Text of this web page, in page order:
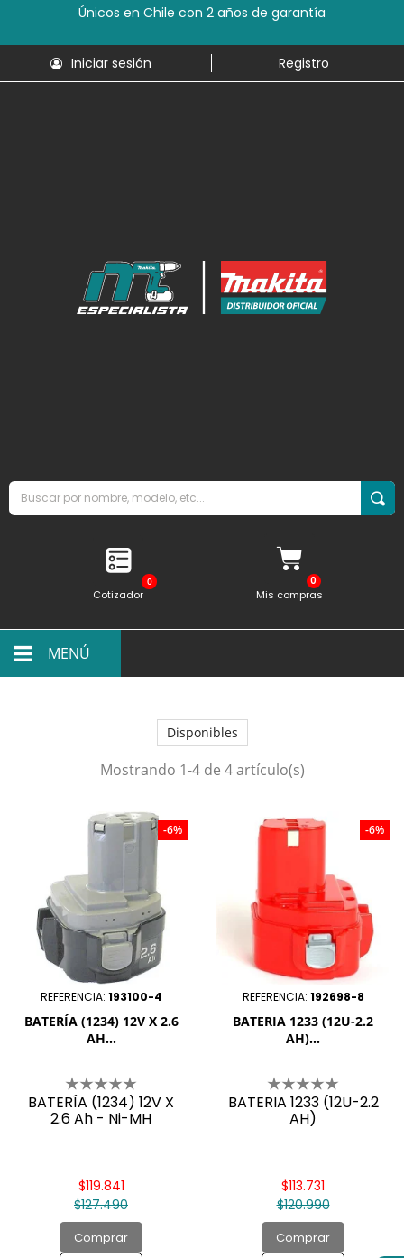
Únicos en Chile con 2 años de garantía
Iniciar sesión Registro
0
Cotizador Mis compras
MENÚ
Disponibles
Mostrando 1-4 de 4 artículo(s)
REFERENCIA: 193100-4
BATERÍA (1234) 12V X 2.6
AH...
BATERÍA (1234) 12V X
2.6 Ah - Ni-MH
$127.490
$119.841
Comprar
-6%
REFERENCIA: 192698-8
BATERIA 1233 (12U-2.2
AH)...
BATERIA 1233 (12U-2.2
AH)
$120.990
$113.731
Comprar
-6%